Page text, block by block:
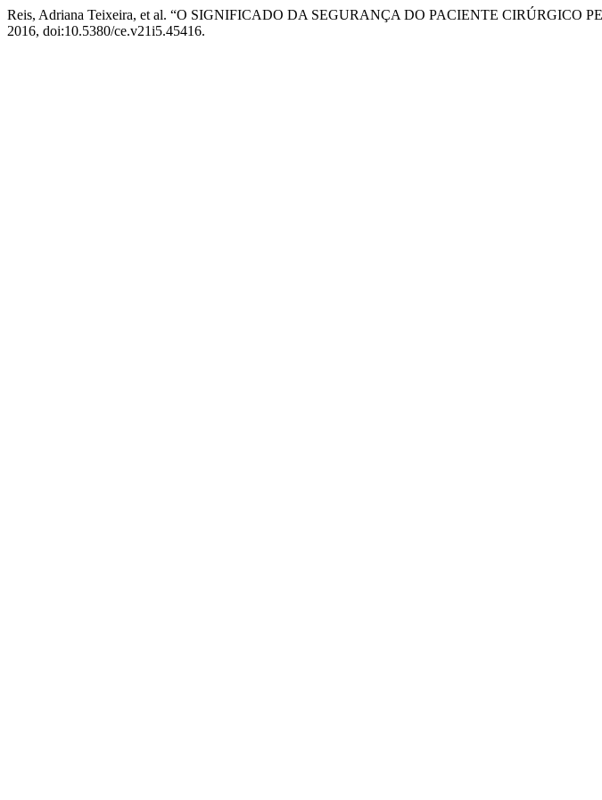
Reis, Adriana Teixeira, et al. “O SIGNIFICADO DA SEGURANÇA DO PACIENTE CIRÚRGICO
2016, doi:10.5380/ce.v21i5.45416.